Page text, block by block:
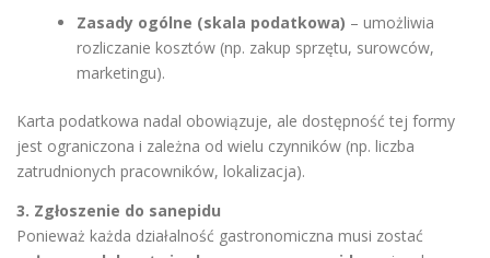
Zasady ogólne (skala podatkowa) – umożliwia
rozliczanie kosztów (np. zakup sprzętu, surowców,
marketingu).
Karta podatkowa nadal obowiązuje, ale dostępność tej formy
jest ograniczona i zależna od wielu czynników (np. liczba
zatrudnionych pracowników, lokalizacja).
3. Zgłoszenie do sanepidu
Ponieważ każda działalność gastronomiczna musi zostać